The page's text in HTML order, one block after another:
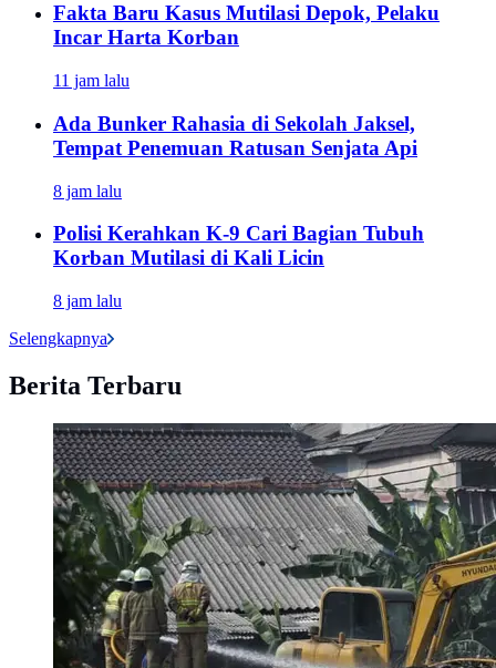
Fakta Baru Kasus Mutilasi Depok, Pelaku
Incar Harta Korban
11 jam lalu
Ada Bunker Rahasia di Sekolah Jaksel,
Tempat Penemuan Ratusan Senjata Api
8 jam lalu
Polisi Kerahkan K-9 Cari Bagian Tubuh
Korban Mutilasi di Kali Licin
8 jam lalu
Selengkapnya
Berita Terbaru